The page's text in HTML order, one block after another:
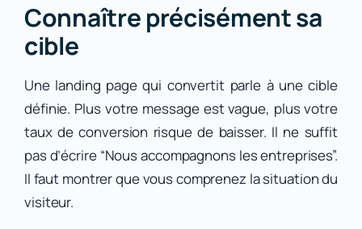
Connaître précisément sa
cible
Une landing page qui convertit parle à une cible
définie. Plus votre message est vague, plus votre
taux de conversion risque de baisser. Il ne suffit
pas d’écrire “Nous accompagnons les entreprises”.
Il faut montrer que vous comprenez la situation du
visiteur.